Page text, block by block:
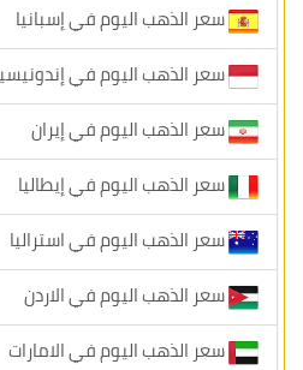
سعر الذهب اليوم في إسبانيا
سعر الذهب اليوم في
سعر الذهب اليوم في إيران
سعر الذهب اليوم في إيطاليا
سعر الذهب اليوم في استراليا
سعر الذهب اليوم في الاردن
سعر الذهب اليوم في الامارات